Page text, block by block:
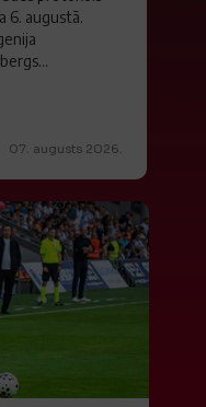
6. augustā.
07. augusts 2026.